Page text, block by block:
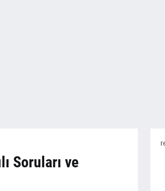
Soruları ve